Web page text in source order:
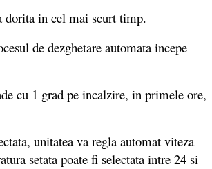
dorita in cel mai scurt timp.
de dezghetare automata incepe
cu 1 grad pe incalzire, in primele ore,
unitatea va regla automat viteza
setata poate fi selectata intre 24 si